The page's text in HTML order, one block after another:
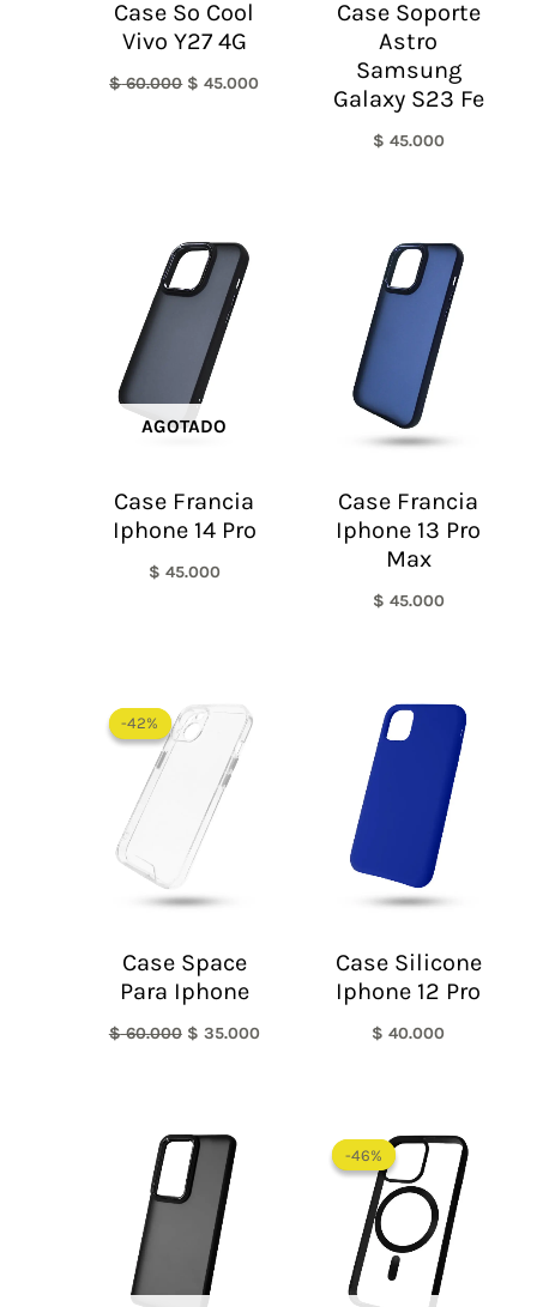
Case So Cool
Vivo Y27 4G
$60.000 $ 45.000
Case Soporte
Astro
Samsung
Galaxy S23 Fe
$ 45.000
AGOTADO
Case Francia
Iphone 14 Pro
$ 45.000
Case Francia
Iphone 13 Pro
Max
$ 45.000
-42%
-42%
Case Space
Para Iphone
$60.000
precio
original
$ 60.000.
$ 35.000
Case Silicone
Iphone 12 Pro
$ 40.000
-46%
-46%
precio
original
era:
$ 65.000.